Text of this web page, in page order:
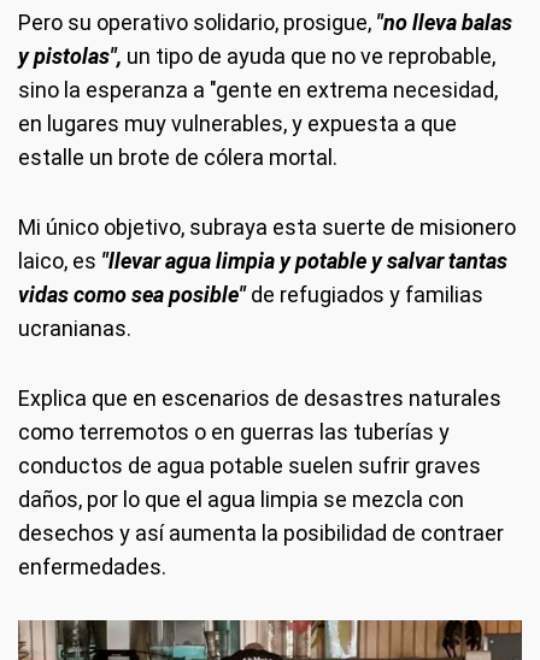
Pero su operativo solidario, prosigue, "no lleva balas
y pistolas", un tipo de ayuda que no ve reprobable,
sino la esperanza a "gente en extrema necesidad,
en lugares muy vulnerables, y expuesta a que
estalle un brote de cólera mortal.
Mi único objetivo, subraya esta suerte de misionero
laico, es "llevar agua limpia y potable y salvar tantas
vidas como sea posible"de refugiados y familias
ucranianas.
Explica que en escenarios de desastres naturales
como terremotos o en guerras las tuberías y
conductos de agua potable suelen sufrir graves
daños, por lo que el agua limpia se mezcla con
desechos y así aumenta la posibilidad de contraer
enfermedades.